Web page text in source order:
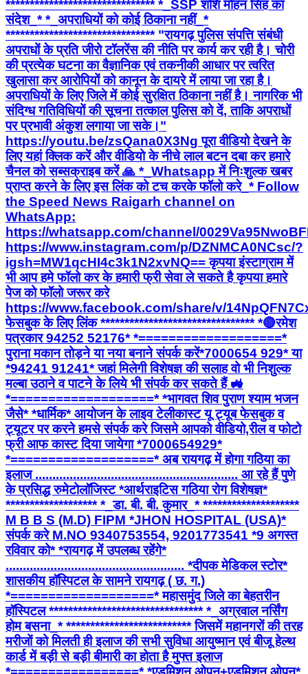
******************************* *_SSP शशि मोहन सिंह का
संदेश_* *_अपराधियों को कोई ठिकाना नहीं_*
******************************* "रायगढ़ पुलिस संपत्ति संबंधी
अपराधों के प्रति जीरो टॉलरेंस की नीति पर कार्य कर रही है। चोरी
की प्रत्येक घटना का वैज्ञानिक एवं तकनीकी आधार पर त्वरित
खुलासा कर आरोपियों को कानून के दायरे में लाया जा रहा है।
अपराधियों के लिए जिले में कोई सुरक्षित ठिकाना नहीं है। नागरिक भी
संदिग्ध गतिविधियों की सूचना तत्काल पुलिस को दें, ताकि अपराधों
पर प्रभावी अंकुश लगाया जा सके।"
https://youtu.be/zsQana0X3Ng पूरा वीडियो देखने के
लिए यहां क्लिक करें और वीडियो के नीचे लाल बटन दबा कर हमारे
चैनल को सब्सक्राइब करें 🙏 *_Whatsapp में निःशुल्क खबर
प्राप्त करने के लिए इस लिंक को टच करके फॉलो करे_* Follow
the Speed News Raigarh channel on
WhatsApp:
https://whatsapp.com/channel/
https://www.instagram.com/p/DZNMCA0NCsc/?
igsh=MW1qcHI4c3k1N2xvNQ== कृपया इंस्टाग्राम में
भी आप हमे फॉलो कर के हमारी फ्री सेवा ले सकते है कृपया हमारे
पेज को फॉलो जरूर करे
https://www.facebook.com/share/v/
फेसबुक के लिए लिंक ******************************** *🔴रमेश
पत्रकार 94252 52176* *===================*
पुराना मकान तोड़ने या नया बनाने संपर्क करें*7000654 929* या
*94241 91241* जहां मिलेगी विशेषज्ञ की सलाह वो भी निशुल्क
मल्बा उठाने व पाटने के लिये भी संपर्क कर सकते हैं 🚜
*===================* *भागवत शिव पुराण श्याम भजन
जैसे* *धार्मिक* आयोजन के लाइव टेलीकास्ट यू ट्यूब फेसबुक व
ट्यूटर पर करने हमसे संपर्क करे जिसमे आपको वीडियो,रील व फोटो
फ्री आफ कास्ट दिया जायेगा *7000654929*
*===================* अब रायगढ़ में होगा गठिया का
इलाज ........................................................... आ रहे हैं पुणे
के प्रसिद्ध रुमेटोलॉजिस्ट *आर्थराइटिस गठिया रोग विशेषज्ञ*
******************* *_डा. बी. बी. कुमार_* ********************
M B B S (M.D) FIPM *JHON HOSPITAL (USA)*
संपर्क करे M.NO 9340753554, 9201773541 *9 अगस्त
रविवार को* *रायगढ़ में उपलब्ध रहेंगे*
.................................................... *दीपक मेडिकल स्टोर*
शासकीय हॉस्पिटल के सामने रायगढ़ ( छ. ग.)
*===================* महासमुंद जिले का बेहतरीन
हॉस्पिटल ******************************** *_अग्रवाल नर्सिंग
होम बसना_* ************************** जिसमें महानगरों की तरह
मरीजों को मिलती ही इलाज की सभी सुविधा आयुष्मान एवं बीजू हेल्थ
कार्ड में बड़ी से बड़ी बीमारी का होता है मुफ्त इलाज